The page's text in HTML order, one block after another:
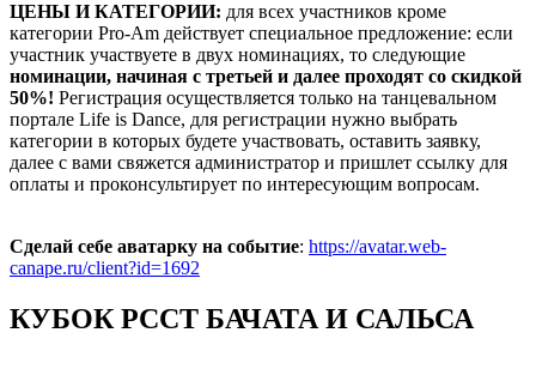
ЦЕНЫ И КАТЕГОРИИ: для всех участников кроме
категории Pro-Am действует специальное предложение: если
участник участвуете в двух номинациях, то следующие
номинации, начиная с третьей и далее проходят со скидкой
50%! Регистрация осуществляется только на танцевальном
портале Life is Dance, для регистрации нужно выбрать
категории в которых будете участвовать, оставить заявку,
далее с вами свяжется администратор и пришлет ссылку для
оплаты и проконсультирует по интересующим вопросам.
Сделай себе аватарку на событие: https://avatar.web-
canape.ru/client?id=1692
КУБОК РССТ БАЧАТА И САЛЬСА